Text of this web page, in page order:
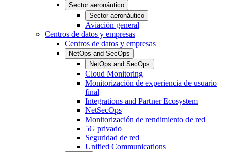
Sector aeronáutico
Sector aeronáutico
Aviación general
Centros de datos y empresas
Centros de datos y empresas
NetOps and SecOps
NetOps and SecOps
Cloud Monitoring
Monitorización de experiencia de usuario
final
Integrations and Partner Ecosystem
NetSecOps
Monitorización de rendimiento de red
5G privado
Seguridad de red
Unified Communications